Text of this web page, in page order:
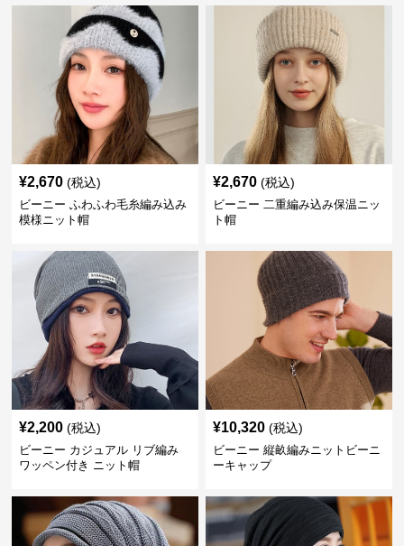
¥2,670 (税込)
ビーニー ふわふわ毛糸編み込み
模様ニット帽
¥2,670 (税込)
ビーニー 二重編み込み保温ニッ
ト帽
¥2,200 (税込)
ビーニー カジュアル リブ編み
ワッペン付き ニット帽
¥10,320 (税込)
ビーニー 縦畝編みニットビーニ
ーキャップ